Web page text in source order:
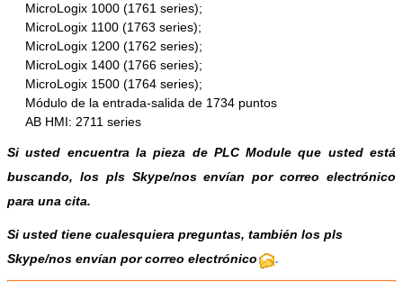
MicroLogix 1000 (1761 series);
MicroLogix 1100 (1763 series);
MicroLogix 1200 (1762 series);
MicroLogix 1400 (1766 series);
MicroLogix 1500 (1764 series);
Módulo de la entrada-salida de 1734 puntos
AB HMI: 2711 series
Si usted encuentra la pieza de PLC Module que usted está
buscando, los plsSkype/nos envían por correo electrónico
para una cita.
Si usted tiene cualesquiera preguntas, también los pls
Skype/nos envían por correo electrónico
.